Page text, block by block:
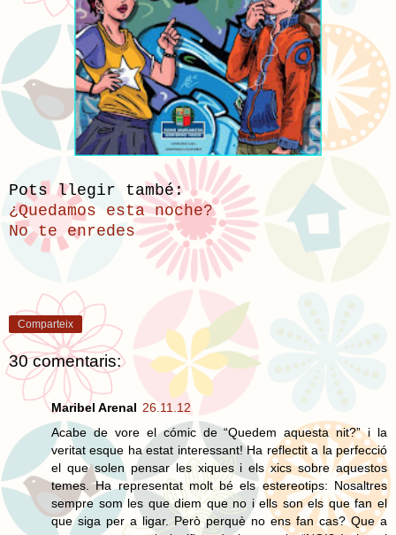
Pots llegir també:
¿Quedamos esta noche?
No te enredes
Comparteix
30 comentaris:
Maribel Arenal 26.11.12
Acabe de vore el cómic de “Quedem aquesta nit?” i la
veritat esque ha estat interessant! Ha reflectit a la perfecció
el que solen pensar les xiques i els xics sobre aquestos
temes. Ha representat molt bé els estereotips: Nosaltres
sempre som les que diem que no i ells son els que fan el
que siga per a ligar. Però perquè no ens fan cas? Que a